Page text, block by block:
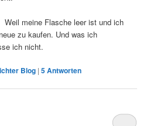
Weil meine Flasche leer ist und ich
zu kaufen. Und was ich
ich nicht.
Blog |5Antworten